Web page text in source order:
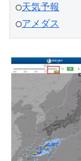
◯天気予報
◯アメダス